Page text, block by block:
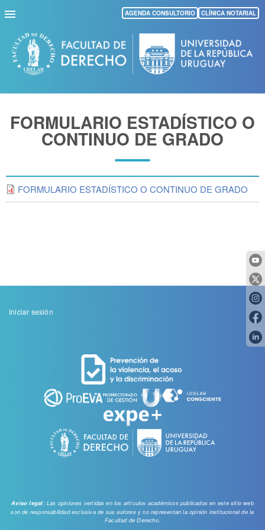
Pasar
al
contenido
principal
AGENDA CONSULTORIO CLÍNICA NOTARIAL
FORMULARIO ESTADÍSTICO O
CONTINUO DE GRADO
FORMULARIO ESTADÍSTICO O CONTINUO DE GRADO
Menu
Iniciar sesión
Aviso legal: Las opiniones vertidas en los artículos académicos publicados en este sitio web
son de responsabilidad exclusiva de sus autores y no representan la opinión institucional de la
Facultad de Derecho.